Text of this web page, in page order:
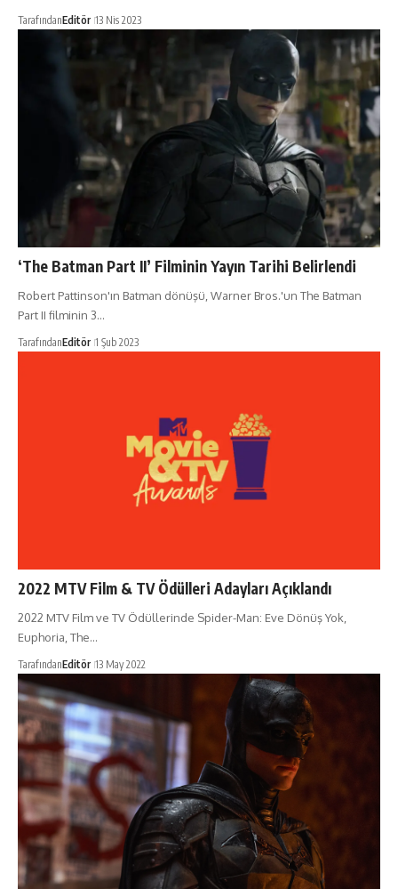
TarafındanEditör 13 Nis 2023
‘The Batman Part II’ Filminin Yayın Tarihi Belirlendi
Robert Pattinson'ın Batman dönüşü, Warner Bros.'un The Batman
Part II filminin 3…
TarafındanEditör 1 Şub 2023
2022 MTV Film & TV Ödülleri Adayları Açıklandı
2022 MTV Film ve TV Ödüllerinde Spider-Man: Eve Dönüş Yok,
Euphoria, The…
TarafındanEditör 13 May 2022